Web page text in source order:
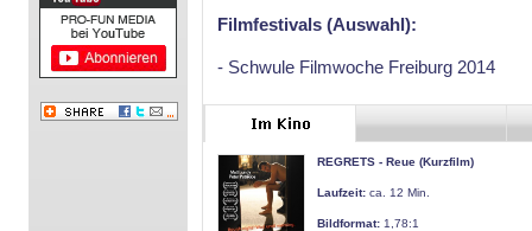
Filmfestivals (Auswahl):
- Schwule Filmwoche Freiburg 2014
REGRETS - Reue (Kurzfilm)
Laufzeit: ca. 12 Min.
Bildformat: 1,78:1